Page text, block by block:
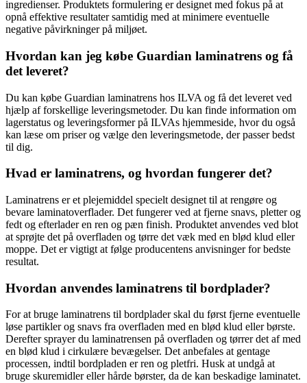
ingredienser. Produktets formulering er designet med fokus på at
opnå effektive resultater samtidig med at minimere eventuelle
negative påvirkninger på miljøet.
Hvordan kan jeg købe Guardian laminatrens og få
det leveret?
Du kan købe Guardian laminatrens hos ILVA og få det leveret ved
hjælp af forskellige leveringsmetoder. Du kan finde information om
lagerstatus og leveringsformer på ILVAs hjemmeside, hvor du også
kan læse om priser og vælge den leveringsmetode, der passer bedst
til dig.
Hvad er laminatrens, og hvordan fungerer det?
Laminatrens er et plejemiddel specielt designet til at rengøre og
bevare laminatoverflader. Det fungerer ved at fjerne snavs, pletter og
fedt og efterlader en ren og pæn finish. Produktet anvendes ved blot
at sprøjte det på overfladen og tørre det væk med en blød klud eller
moppe. Det er vigtigt at følge producentens anvisninger for bedste
resultat.
Hvordan anvendes laminatrens til bordplader?
For at bruge laminatrens til bordplader skal du først fjerne eventuelle
løse partikler og snavs fra overfladen med en blød klud eller børste.
Derefter sprayer du laminatrensen på overfladen og tørrer det af med
en blød klud i cirkulære bevægelser. Det anbefales at gentage
processen, indtil bordpladen er ren og pletfri. Husk at undgå at
bruge skuremidler eller hårde børster, da de kan beskadige laminatet.